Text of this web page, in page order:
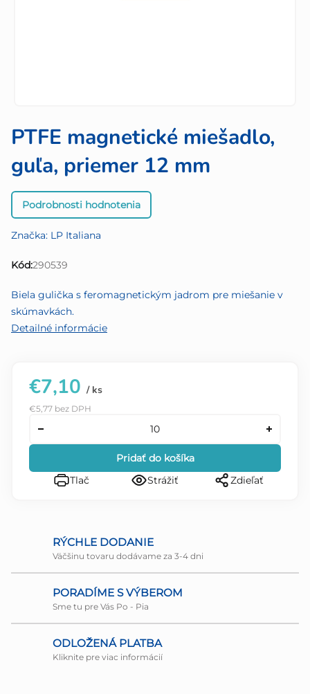
PTFE magnetické miešadlo,
guľa, priemer 12 mm
Priemerné
hodnotenie
je
0,0
5
hviezdičiek.
Podrobnosti hodnotenia
Značka: LP Italiana
Kód:290539
Biela gulička s feromagnetickým jadrom pre miešanie v
skúmavkách.
Detailné informácie
€7,10 / ks
€5,77 bez DPH
Pridať do košíka
Tlač
Strážiť Zdieľať
RÝCHLE DODANIE
Väčšinu tovaru dodávame za 3-4 dni
PORADÍME S VÝBEROM
Sme tu pre Vás Po - Pia
ODLOŽENÁ PLATBA
Kliknite pre viac informácií